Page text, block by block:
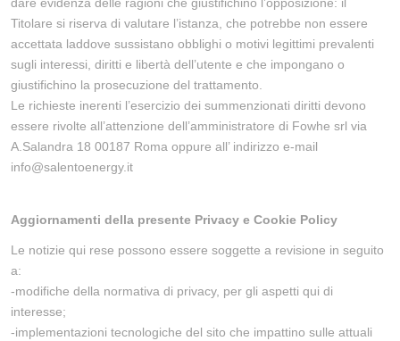
Titolare si riserva di valutare l’istanza, che potrebbe non essere
accettata laddove sussistano obblighi o motivi legittimi prevalenti
sugli interessi, diritti e libertà dell’utente e che impongano o
giustifichino la prosecuzione del trattamento.
Le richieste inerenti l’esercizio dei summenzionati diritti devono
essere rivolte all’attenzione dell’amministratore di Fowhe srl via
A.Salandra 18 00187 Roma oppure all’ indirizzo e-mail
info@salentoenergy.it
Aggiornamenti della presente Privacy e Cookie Policy
Le notizie qui rese possono essere soggette a revisione in seguito
a:
-modifiche della normativa di privacy, per gli aspetti qui di
interesse;
-implementazioni tecnologiche del sito che impattino sulle attuali